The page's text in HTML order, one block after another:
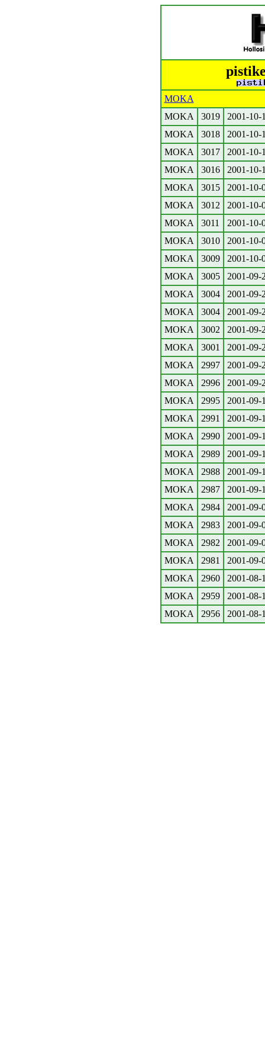
MOKA
MOKA
3019
2001-10-
MOKA
3018
2001-10-
MOKA
3017
2001-10-
MOKA
3016
2001-10-
MOKA
3015
2001-10-
MOKA
3012
2001-10-
MOKA
3011
2001-10-
MOKA
3010
2001-10-
MOKA
3009
2001-10-
MOKA
3005
2001-09-
MOKA
3004
2001-09-
MOKA
3004
2001-09-
MOKA
3002
2001-09-
MOKA
3001
2001-09-
MOKA
2997
2001-09-
MOKA
2996
2001-09-
MOKA
2995
2001-09-
MOKA
2991
2001-09-
MOKA
2990
2001-09-
MOKA
2989
2001-09-
MOKA
2988
2001-09-
MOKA
2987
2001-09-
MOKA
2984
2001-09-
MOKA
2983
2001-09-
MOKA
2982
2001-09-
MOKA
2981
2001-09-
MOKA
2960
2001-08-
MOKA
2959
2001-08-
MOKA
2956 2001-08-